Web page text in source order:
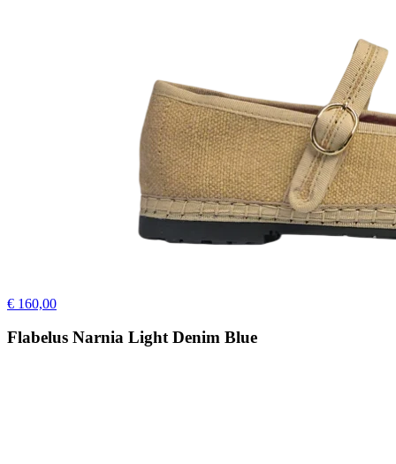
€ 160,00
Flabelus Narnia Light Denim Blue